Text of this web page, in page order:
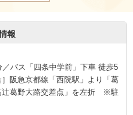
報
バス「四条中学前」下車 徒歩5
急京都線「西院駅」より「葛
辻葛野大路交差点」を左折 ※駐